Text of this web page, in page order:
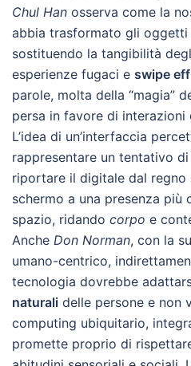
Chul Han osserva come la
abbia trasformato gli oggetti
sostituendo la tangibilità
esperienze fugaci e swipe
parole, molta della “magia”
persa in favore di interazioni
L’idea di un’interfaccia
rappresentare un tentativo di
riportare il digitale dal regno
schermo a una presenza più
spazio, ridando corpo e
Anche Don Norman, con la
umano-centrico,
tecnologia dovrebbe
naturali delle persone e non
computing ubiquitario,
promette proprio di